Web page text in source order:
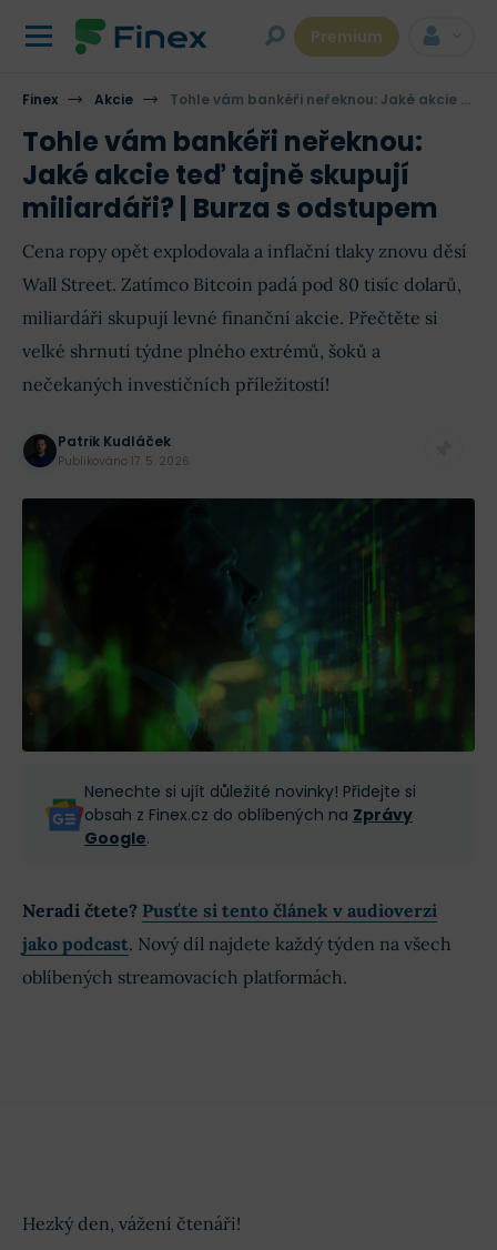
Premium
Finex Akcie Tohle vám bankéři neřeknou: Jaké akcie teď tajně skupují miliardáři? | Burza s odstupem
Tohle vám bankéři neřeknou:
Jaké akcie teď tajně skupují
miliardáři? | Burza s odstupem
Cena ropy opět explodovala a inflační tlaky znovu děsí
Wall Street. Zatímco Bitcoin padá pod 80 tisíc dolarů,
miliardáři skupují levné finanční akcie. Přečtěte si
velké shrnutí týdne plného extrémů, šoků a
nečekaných investičních příležitostí!
Patrik Kudláček
Publikováno 17. 5. 2026
Nenechte si ujít důležité novinky! Přidejte si
obsah z Finex.cz do oblíbených na Zprávy
Google.
Neradi čtete? Pusťte si tento článek v audioverzi
jako podcast. Nový díl najdete každý týden na všech
oblíbených streamovacích platformách.
Hezký den, vážení čtenáři!